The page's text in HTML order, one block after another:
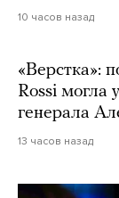
10 часов назад
«Верстка»:
Rossi могла
генерала
13 часов назад